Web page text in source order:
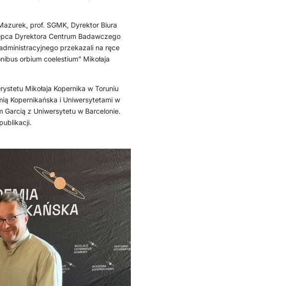
prof. SGMK, Dyrektor Biura
Dyrektora Centrum Badawczego
przekazali na ręce
orbium coelestium” Mikołaja
Mikołaja Kopernika w Toruniu
Kopernikańska i Uniwersytetami w
Garcią z Uniwersytetu w Barcelonie.